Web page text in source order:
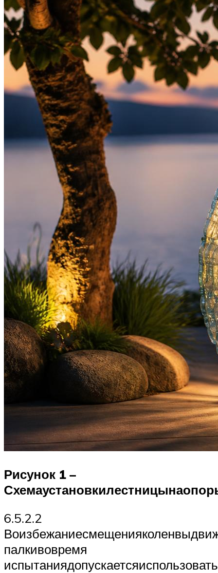
Рисунок 1 –
Схемаустановкилестницына
6.5.2.2
палкивовремя